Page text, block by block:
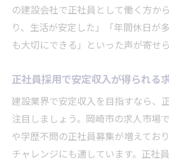
の建設会社で正社員として働く方か
り、生活が安定した」「年間休日が
も大切にできる」といった声が寄せ
正社員採用で安定収入が得られる
建設業界で安定収入を目指すなら、
注目しましょう。岡崎市の求人市場
や学歴不問の正社員募集が増えてお
チャレンジにも適しています。正社